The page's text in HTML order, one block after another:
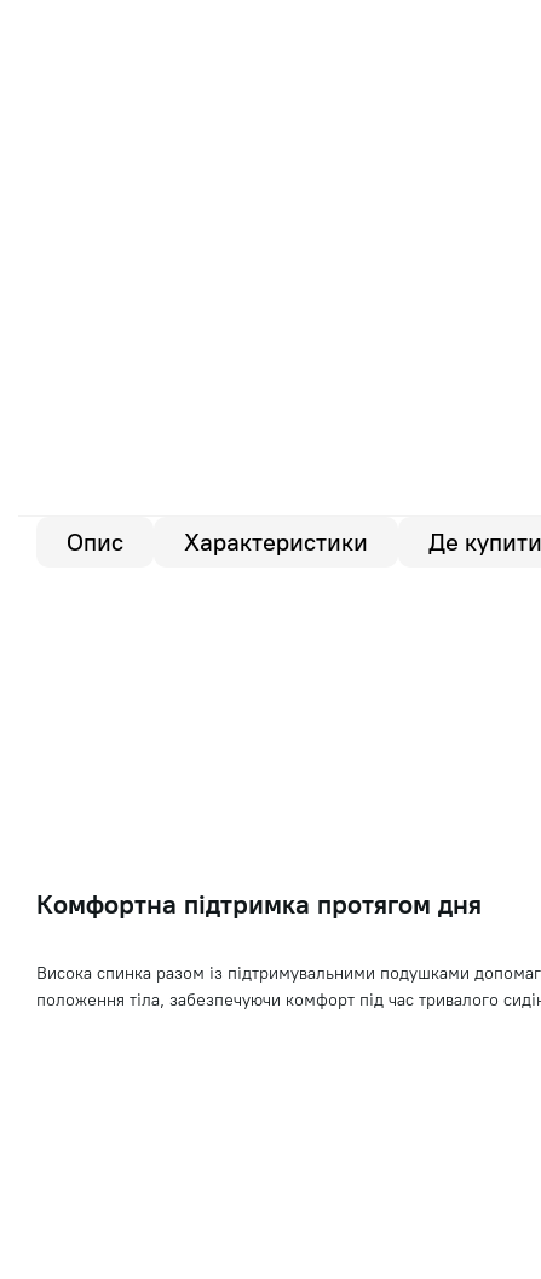
Опис Характеристики Де
Комфортна підтримка протягом дня
Висока спинка разом із підтримувальними подушками
положення тіла, забезпечуючи комфорт під час тривалого